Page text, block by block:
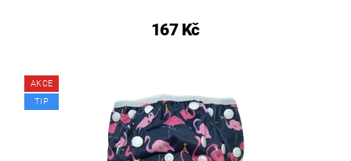
167 Kč
AKCE
TIP